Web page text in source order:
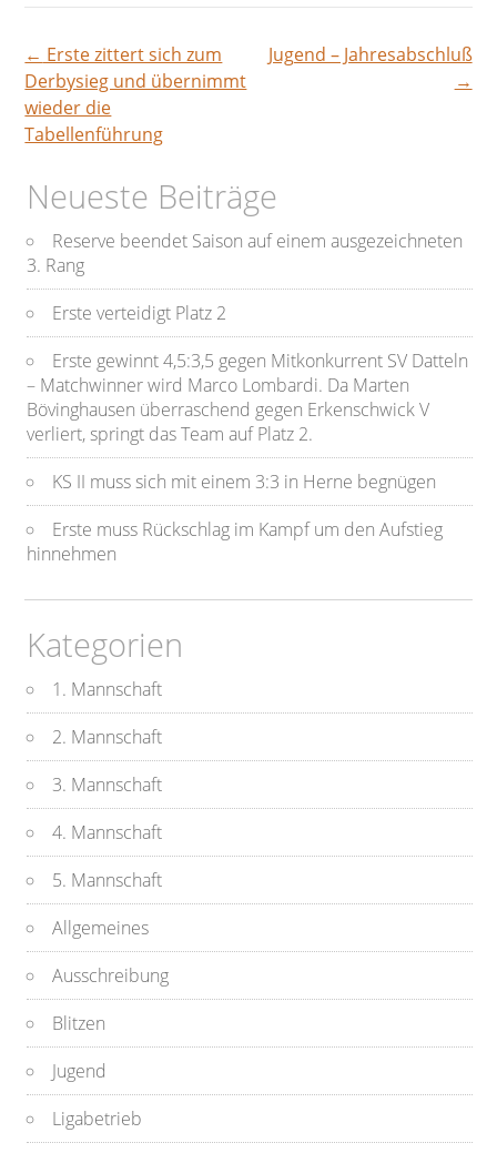
Beitragsnavigation
← Erste zittert sich zum
Derbysieg und übernimmt
wieder die
Tabellenführung
Jugend – Jahresabschluß
→
Neueste Beiträge
Reserve beendet Saison auf einem ausgezeichneten
3. Rang
Erste verteidigt Platz 2
Erste gewinnt 4,5:3,5 gegen Mitkonkurrent SV Datteln
– Matchwinner wird Marco Lombardi. Da Marten
Bövinghausen überraschend gegen Erkenschwick V
verliert, springt das Team auf Platz 2.
KS II muss sich mit einem 3:3 in Herne begnügen
Erste muss Rückschlag im Kampf um den Aufstieg
hinnehmen
Kategorien
1. Mannschaft
2. Mannschaft
3. Mannschaft
4. Mannschaft
5. Mannschaft
Allgemeines
Ausschreibung
Blitzen
Jugend
Ligabetrieb